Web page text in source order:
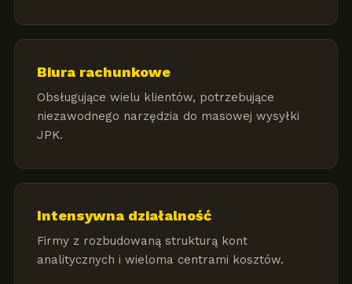
Biura rachunkowe
Obsługujące wielu klientów, potrzebujące
niezawodnego narzędzia do masowej wysyłki
JPK.
Intensywna działalność
Firmy z rozbudowaną strukturą kont
analitycznych i wieloma centrami kosztów.